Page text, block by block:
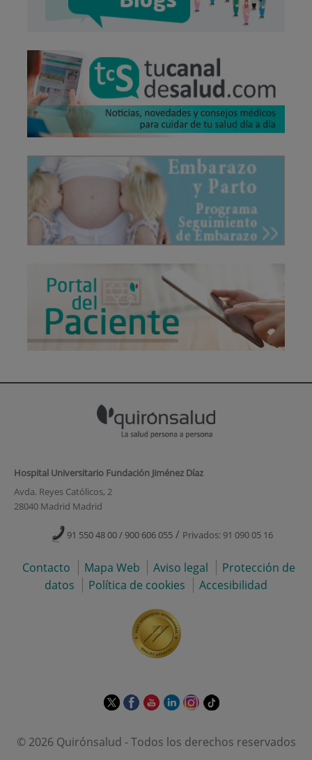
Hospital Universitario Fundación Jiménez Díaz
Avda. Reyes Católicos, 2
28040 Madrid Madrid
91 550 48 00 / 900 606 055 / Privados: 91 090 05 16
Contacto Mapa Web Aviso legal
Protección de
datos
Política de cookies Accesibilidad
Este
abrirá
Este
abrirá
Este
abrirá
Este
abrirá
Este
abrirá
Enlace
aplicación
© 2026 Quirónsalud - Todos los derechos reservados